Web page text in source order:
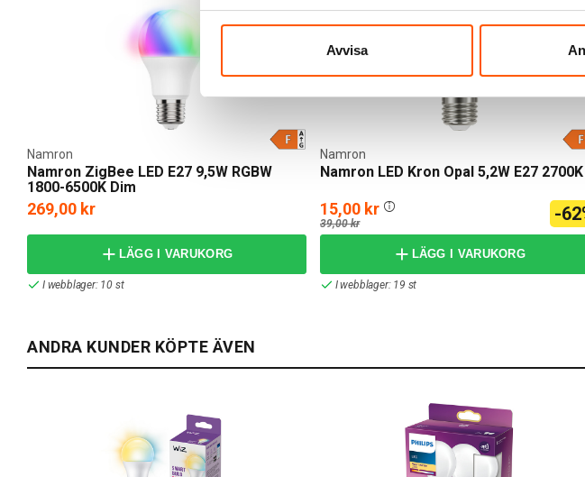
Avvisa
Namron ZigBee LED E27 9,5W RGBW
1800-6500K Dim
Namron
269,00 kr
LÄGG I VARUKORG
I webblager: 10 st
KAMPANJ
Namron LED Kron Opal 5,2W E27 2700K
Namron
15,00 kr
39,00 kr -
LÄGG I VARUKORG
I webblager: 19 st
ANDRA KUNDER KÖPTE ÄVEN